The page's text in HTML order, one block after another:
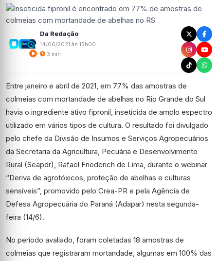
Da Redação
14/06/2021 às 15h00
3 min
Entre janeiro e abril de 2021, em 77% das amostras de
colmeias com mortandade de abelhas no Rio Grande do Sul
havia o ingrediente ativo fipronil, inseticida de amplo espectro
utilizado em vários tipos de cultura. O resultado foi divulgado
pelo chefe da Divisão de Insumos e Serviços Agropecuários
da Secretaria da Agricultura, Pecuária e Desenvolvimento
Rural (Seapdr), Rafael Friederich de Lima, durante o webinar
“Deriva de agrotóxicos, proteção de abelhas e culturas
sensíveis”, promovido pelo Crea-PR e pela Agência de
Defesa Agropecuária do Paraná (Adapar) nesta segunda-
feira (14/6).
No período avaliado, foram coletadas 18 amostras de
colmeias que registraram mortandade, algumas em 100% das